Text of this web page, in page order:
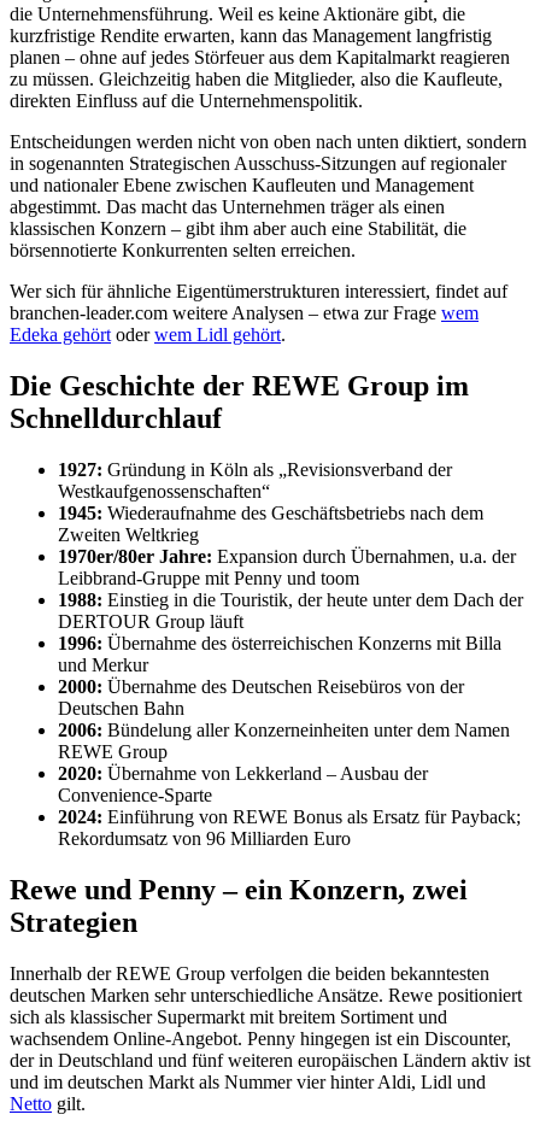
die Unternehmensführung. Weil es keine Aktionäre gibt, die
kurzfristige Rendite erwarten, kann das Management langfristig
planen – ohne auf jedes Störfeuer aus dem Kapitalmarkt reagieren
zu müssen. Gleichzeitig haben die Mitglieder, also die Kaufleute,
direkten Einfluss auf die Unternehmenspolitik.
Entscheidungen werden nicht von oben nach unten diktiert, sondern
in sogenannten Strategischen Ausschuss-Sitzungen auf regionaler
und nationaler Ebene zwischen Kaufleuten und Management
abgestimmt. Das macht das Unternehmen träger als einen
klassischen Konzern – gibt ihm aber auch eine Stabilität, die
börsennotierte Konkurrenten selten erreichen.
Wer sich für ähnliche Eigentümerstrukturen interessiert, findet auf
branchen-leader.com weitere Analysen – etwa zur Frage wem
Edeka gehört oderwem Lidl gehört.
Die Geschichte der REWE Group im
Schnelldurchlauf
1927: Gründung in Köln als „Revisionsverband der
Westkaufgenossenschaften“
1945: Wiederaufnahme des Geschäftsbetriebs nach dem
Zweiten Weltkrieg
1970er/80er Jahre: Expansion durch Übernahmen, u.a. der
Leibbrand-Gruppe mit Penny und toom
1988: Einstieg in die Touristik, der heute unter dem Dach der
DERTOUR Group läuft
1996: Übernahme des österreichischen Konzerns mit Billa
und Merkur
2000: Übernahme des Deutschen Reisebüros von der
Deutschen Bahn
2006: Bündelung aller Konzerneinheiten unter dem Namen
REWE Group
2020: Übernahme von Lekkerland – Ausbau der
Convenience-Sparte
2024: Einführung von REWE Bonus als Ersatz für Payback;
Rekordumsatz von 96 Milliarden Euro
Rewe und Penny – ein Konzern, zwei
Strategien
Innerhalb der REWE Group verfolgen die beiden bekanntesten
deutschen Marken sehr unterschiedliche Ansätze. Rewe positioniert
sich als klassischer Supermarkt mit breitem Sortiment und
wachsendem Online-Angebot. Penny hingegen ist ein Discounter,
der in Deutschland und fünf weiteren europäischen Ländern aktiv ist
und im deutschen Markt als Nummer vier hinter Aldi, Lidl und
Netto gilt.